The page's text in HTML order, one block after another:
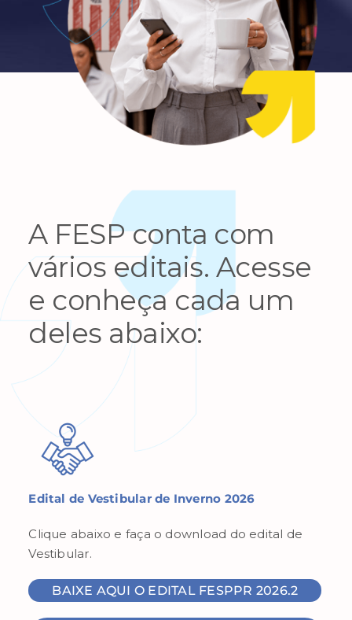
A FESP conta com
vários editais. Acesse
e conheça cada um
deles abaixo:
Edital de Vestibular de Inverno 2026
Clique abaixo e faça o download do edital de
Vestibular.
BAIXE AQUI O EDITAL FESPPR 2026.2